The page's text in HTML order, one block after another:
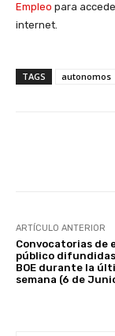
Empleo para
internet.
TAGS autonomos
ARTÍCULO ANTERIOR
Convocatorias de
público
BOE durante la
semana (6 de